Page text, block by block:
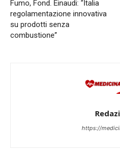
Fumo, Fond. Einaudi: “Italia
regolamentazione innovativa
su prodotti senza
combustione”
https://